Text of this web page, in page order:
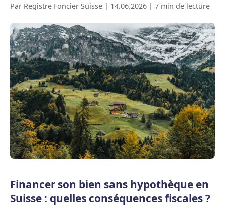
Par Registre Foncier Suisse | 14.06.2026 | 7 min de lecture
Financer son bien sans hypothèque en
Suisse : quelles conséquences fiscales ?